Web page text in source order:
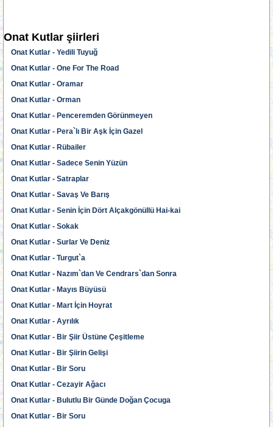
Onat Kutlar şiirleri
Onat Kutlar - Yedili Tuyuğ
Onat Kutlar - One For The Road
Onat Kutlar - Oramar
Onat Kutlar - Orman
Onat Kutlar - Penceremden Görünmeyen
Onat Kutlar - Pera`lı Bir Aşk İçin Gazel
Onat Kutlar - Rübailer
Onat Kutlar - Sadece Senin Yüzün
Onat Kutlar - Satraplar
Onat Kutlar - Savaş Ve Barış
Onat Kutlar - Senin İçin Dört Alçakgönüllü Hai-kai
Onat Kutlar - Sokak
Onat Kutlar - Surlar Ve Deniz
Onat Kutlar - Turgut`a
Onat Kutlar - Nazım`dan Ve Cendrars`dan Sonra
Onat Kutlar - Mayıs Büyüsü
Onat Kutlar - Mart İçin Hoyrat
Onat Kutlar - Ayrılık
Onat Kutlar - Bir Şiir Üstüne Çeşitleme
Onat Kutlar - Bir Şiirin Gelişi
Onat Kutlar - Bir Soru
Onat Kutlar - Cezayir Ağacı
Onat Kutlar - Bulutlu Bir Günde Doğan Çocuga
Onat Kutlar - Bir Soru